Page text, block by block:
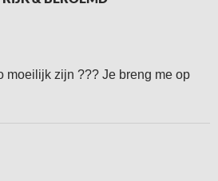
moeilijk zijn ??? Je breng me op